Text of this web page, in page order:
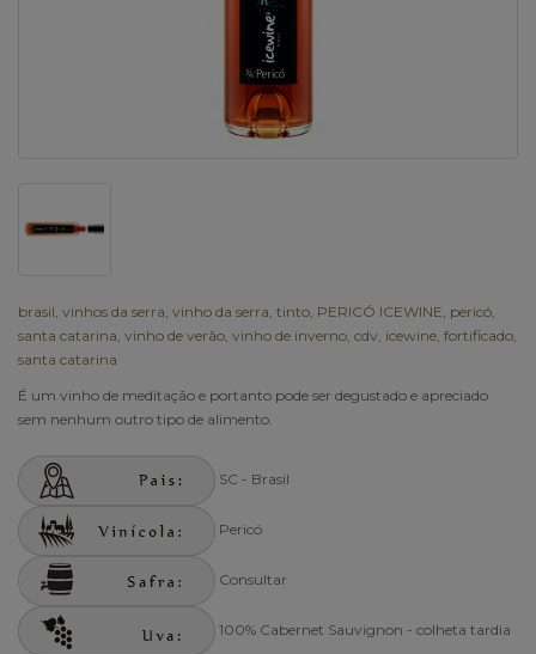
brasil vinhos da serra vinho da serra tinto PERICÓ ICEWINE pericó
santa catarina vinho de verão vinho de inverno cdv icewine fortificado
santa catarina
É um vinho de meditação e portanto pode ser degustado e apreciado
sem nenhum outro tipo de alimento.
SC - Brasil
Pericó
Consultar
100% Cabernet Sauvignon - colheta tardia